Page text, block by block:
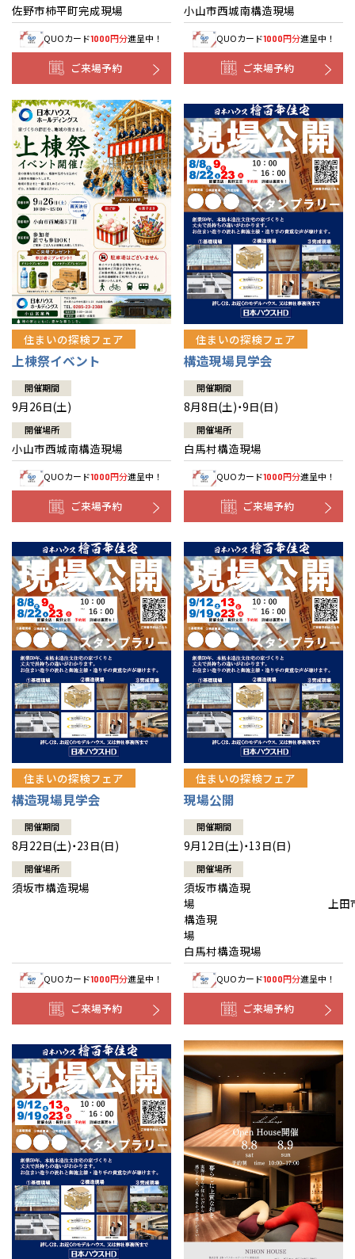
佐野市柿平町完成現場
QUOカード1000円分進呈中！
ご来場予約
小山市西城南構造現場
QUOカード1000円分進呈中！
ご来場予約
住まいの探検フェア
上棟祭イベント
開催期間
9月26日(土)
開催場所
小山市西城南構造現場
QUOカード1000円分進呈中！
ご来場予約
住まいの探検フェア
構造現場見学会
開催期間
8月8日(土)・9日(日)
開催場所
白馬村構造現場
QUOカード1000円分進呈中！
ご来場予約
住まいの探検フェア
構造現場見学会
開催期間
8月22日(土)・23日(日)
開催場所
須坂市構造現場
QUOカード1000円分進呈中！
ご来場予約
住まいの探検フェア
現場公開
開催期間
9月12日(土)・13日(日)
開催場所
須坂市構造現
場 上田
構造現
白馬村構造現場
QUOカード1000円分進呈中！
ご来場予約